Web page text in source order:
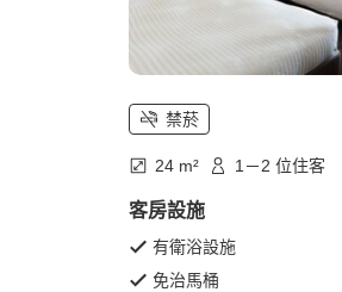
禁菸
24 m² 1－2 位住客
客房設施
有衛浴設施
免治馬桶